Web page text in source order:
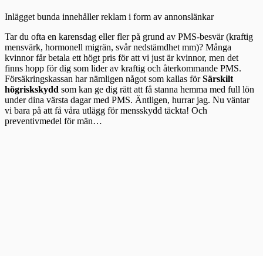
Inlägget bunda innehåller reklam i form av annonslänkar
Tar du ofta en karensdag eller fler på grund av PMS-besvär (kraftig
mensvärk, hormonell migrän, svår nedstämdhet mm)? Många
kvinnor får betala ett högt pris för att vi just är kvinnor, men det
finns hopp för dig som lider av kraftig och återkommande PMS.
Försäkringskassan har nämligen något som kallas förSärskilt
högriskskydd som kan ge dig rätt att få stanna hemma med full lön
under dina värsta dagar med PMS. Äntligen, hurrar jag. Nu väntar
vi bara på att få våra utlägg för mensskydd täckta! Och
preventivmedel för män…